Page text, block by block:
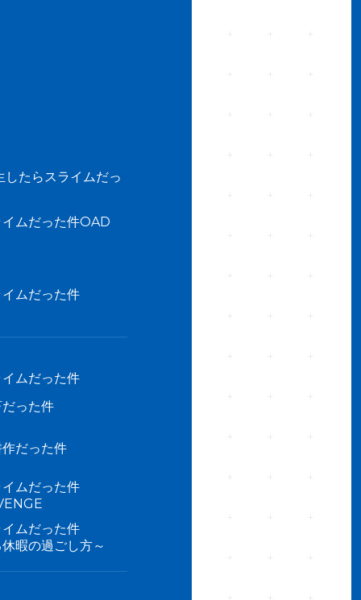
したらスライムだっ
ムだった件OAD
ムだった件
ムだった件
った件
だった件
ムだった件
ムだった件
暇の過ごし方～